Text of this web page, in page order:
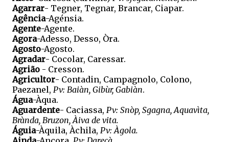
Agarrar- Tegner, Tegnar, Brancar, Ciapar.
Agência-Agénsia.
Agente-Agente.
Agora-Adesso, Desso, Òra.
Agosto-Agosto.
Agradar- Cocolar, Caressar.
Agrião - Cresson.
Agricultor- Contadin, Campagnolo, Colono,
Paezanel, Pv: Baiàn, Gibùr, Gabiàn.
Água-Àqua.
Aguardente- Caciassa, Pv: Snòp, Sgagna, Aquavìta,
Brànda, Bruzon, Àiva de vita.
Águia-Àquila, Àchila, Pv: Àgola.